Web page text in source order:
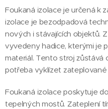
Foukaná izolace je určená k
izolace je bezodpadová
nových i stávajících objektů.
vyvedeny hadice, kterými je
materiál. Tento stroj zůstává
potřeba vyklízet zateplované
Foukaná izolace poskytuje
tepelných mostů. Zateplení